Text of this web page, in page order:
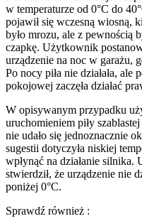
w temperaturze od 0°C do
pojawił się wczesną wiosną,
było mrozu, ale z pewnością
czapkę. Użytkownik
urządzenie na noc w garażu,
Po nocy piła nie działała,
pokojowej zaczęła działać
W opisywanym przypadku
uruchomieniem piły
nie udało się jednoznacznie
sugestii dotyczyła niskiej
wpłynąć na działanie
stwierdził, że urządzenie nie
poniżej 0°C.
Sprawdź również :